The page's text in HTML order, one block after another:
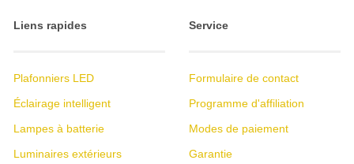
Liens rapides
Plafonniers LED
Éclairage intelligent
Lampes à batterie
Luminaires extérieurs
Service
Formulaire de contact
Programme d'affiliation
Modes de paiement
Garantie